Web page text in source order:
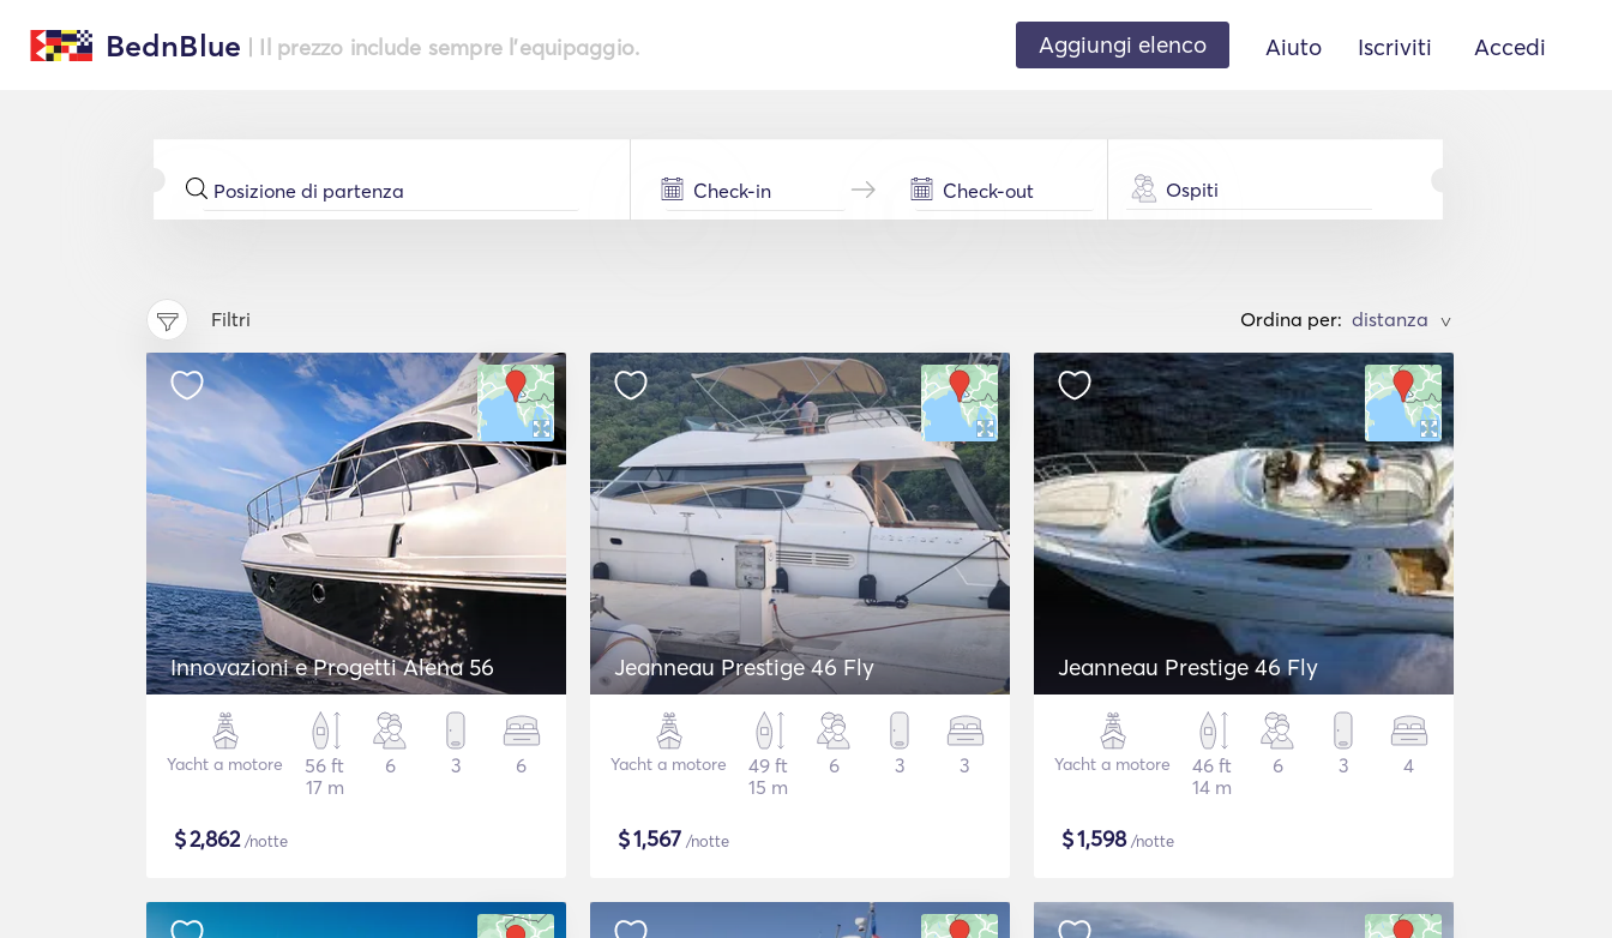
BednBlue | Il prezzo include sempre l'equipaggio. Aggiungi elenco Aiuto Iscriviti Accedi
Ospiti
Filtri Ordina per: >
Innovazioni e Progetti Alena 56
Yacht a motore
56 ft
17 m
6 3 6
$2,862/notte
Jeanneau Prestige 46 Fly
Yacht a motore
49 ft
15 m
6 3 3
$1,567 /notte
Jeanneau Prestige 46 Fly
Yacht a motore
46 ft
14 m
6 3 4
$1,598/notte